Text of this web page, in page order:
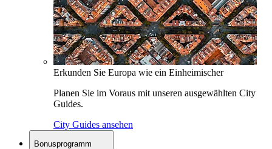
Erkunden Sie Europa wie ein Einheimischer
Planen Sie im Voraus mit unseren ausgewählten City
Guides.
City Guides ansehen
Bonusprogramm